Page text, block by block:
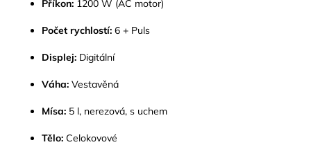
Příkon: 1200 W (AC motor)
Počet rychlostí: 6 + Puls
Displej: Digitální
Váha: Vestavěná
Mísa: 5 l, nerezová, s uchem
Tělo: Celokovové